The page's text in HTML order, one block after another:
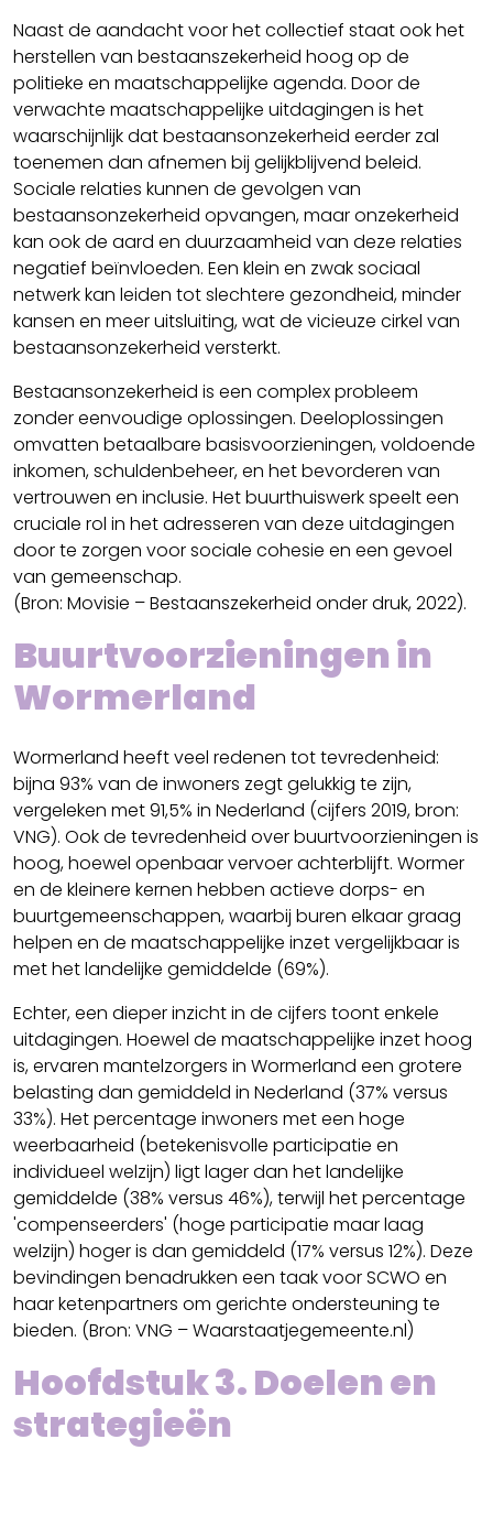
Naast de aandacht voor het collectief staat ook het
herstellen van bestaanszekerheid hoog op de
politieke en maatschappelijke agenda. Door de
verwachte maatschappelijke uitdagingen is het
waarschijnlijk dat bestaansonzekerheid eerder zal
toenemen dan afnemen bij gelijkblijvend beleid.
Sociale relaties kunnen de gevolgen van
bestaansonzekerheid opvangen, maar onzekerheid
kan ook de aard en duurzaamheid van deze relaties
negatief beïnvloeden. Een klein en zwak sociaal
netwerk kan leiden tot slechtere gezondheid, minder
kansen en meer uitsluiting, wat de vicieuze cirkel van
bestaansonzekerheid versterkt.
Bestaansonzekerheid is een complex probleem
zonder eenvoudige oplossingen. Deeloplossingen
omvatten betaalbare basisvoorzieningen, voldoende
inkomen, schuldenbeheer, en het bevorderen van
vertrouwen en inclusie. Het buurthuiswerk speelt een
cruciale rol in het adresseren van deze uitdagingen
door te zorgen voor sociale cohesie en een gevoel
van gemeenschap.
(Bron: Movisie – Bestaanszekerheid onder druk, 2022).
Buurtvoorzieningen in
Wormerland
Wormerland heeft veel redenen tot tevredenheid:
bijna 93% van de inwoners zegt gelukkig te zijn,
vergeleken met 91,5% in Nederland (cijfers 2019, bron:
VNG). Ook de tevredenheid over buurtvoorzieningen is
hoog, hoewel openbaar vervoer achterblijft. Wormer
en de kleinere kernen hebben actieve dorps- en
buurtgemeenschappen, waarbij buren elkaar graag
helpen en de maatschappelijke inzet vergelijkbaar is
met het landelijke gemiddelde (69%).
Echter, een dieper inzicht in de cijfers toont enkele
uitdagingen. Hoewel de maatschappelijke inzet hoog
is, ervaren mantelzorgers in Wormerland een grotere
belasting dan gemiddeld in Nederland (37% versus
33%). Het percentage inwoners met een hoge
weerbaarheid (betekenisvolle participatie en
individueel welzijn) ligt lager dan het landelijke
gemiddelde (38% versus 46%), terwijl het percentage
'compenseerders' (hoge participatie maar laag
welzijn) hoger is dan gemiddeld (17% versus 12%). Deze
bevindingen benadrukken een taak voor SCWO en
haar ketenpartners om gerichte ondersteuning te
bieden. (Bron: VNG – Waarstaatjegemeente.nl)
Hoofdstuk 3. Doelen en
strategieën